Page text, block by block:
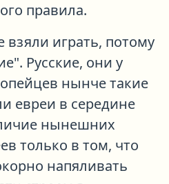
правила.
взяли играть, потому
Русские, они у
нынче такие
евреи в середине
нынешних
только в том, что
напяливать